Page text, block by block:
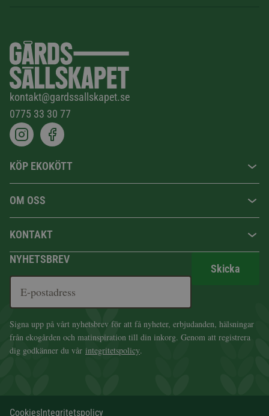
kontakt@gardssallskapet.se
0775 33 30 77
KÖP EKOKÖTT
OM OSS
KONTAKT
NYHETSBREV
Skicka
Signa upp på vårt nyhetsbrev för att få nyheter, erbjudanden, hälsningar
från ekogården och matinspiration till din inkorg. Genom att registrera
dig godkänner du vår integritetspolicy.
CookiesIntegritetspolicy